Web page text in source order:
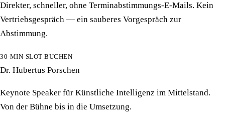
Direkter, schneller, ohne Terminabstimmungs-E-Mails. Kein
Vertriebsgespräch — ein sauberes Vorgespräch zur
Abstimmung.
30-MIN-SLOT BUCHEN
Dr. Hubertus Porschen
Keynote Speaker für Künstliche Intelligenz im Mittelstand.
Von der Bühne bis in die Umsetzung.